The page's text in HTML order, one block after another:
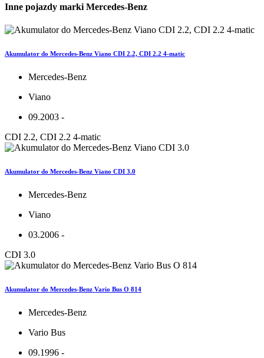
Inne pojazdy marki Mercedes-Benz
Akumulator do Mercedes-Benz Viano CDI 2.2, CDI 2.2 4-matic
Mercedes-Benz
Viano
09.2003 -
CDI 2.2, CDI 2.2 4-matic
Akumulator do Mercedes-Benz Viano CDI 3.0
Mercedes-Benz
Viano
03.2006 -
CDI 3.0
Akumulator do Mercedes-Benz Vario Bus O 814
Mercedes-Benz
Vario Bus
09.1996 -